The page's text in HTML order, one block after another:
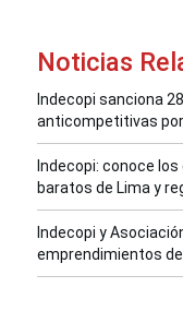
Noticias
Indecopi sanciona
anticompetitivas
Indecopi: conoce
baratos de Lima y
Indecopi y
emprendimientos